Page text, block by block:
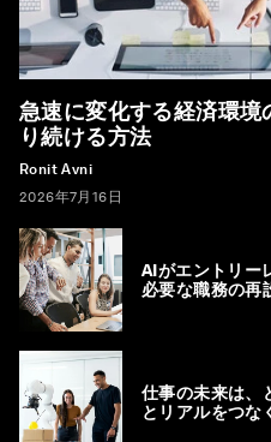
急速に変化する経済環境
り続ける方法
Ronit Avni
2026年7月16日
AIがエントリー
必要な職務の再
仕事の未来は、
とリアルをつな